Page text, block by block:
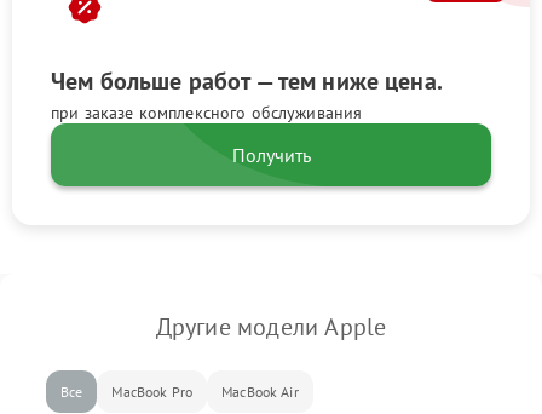
Чем больше работ — тем ниже цена.
при заказе комплексного обслуживания
Получить
Другие модели Apple
Все MacBook Pro MacBook Air